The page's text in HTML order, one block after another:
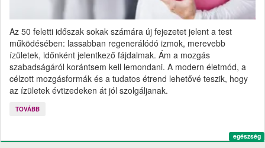
Az 50 feletti időszak sokak számára új fejezetet jelent a test
működésében: lassabban regenerálódó izmok, merevebb
ízületek, időnként jelentkező fájdalmak. Ám a mozgás
szabadságáról korántsem kell lemondani. A modern életmód, a
célzott mozgásformák és a tudatos étrend lehetővé teszik, hogy
az ízületek évtizedeken át jól szolgáljanak.
TOVÁBB
egészség